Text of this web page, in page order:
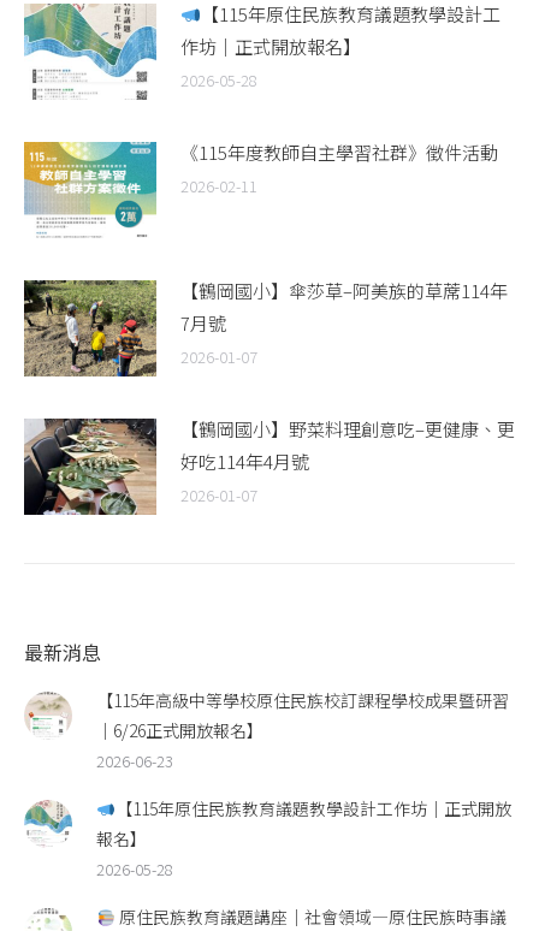
【115年原住民族教育議題教學設計工
作坊｜正式開放報名】
2026-05-28
《115年度教師自主學習社群》徵件活動
2026-02-11
【鶴岡國小】傘莎草–阿美族的草蓆114年
7月號
2026-01-07
【鶴岡國小】野菜料理創意吃–更健康、更
好吃114年4月號
2026-01-07
最新消息
【115年高級中等學校原住民族校訂課程學校成果暨研習
｜6/26正式開放報名】
2026-06-23
【115年原住民族教育議題教學設計工作坊｜正式開放
報名】
2026-05-28
原住民族教育議題講座｜社會領域—原住民族時事議